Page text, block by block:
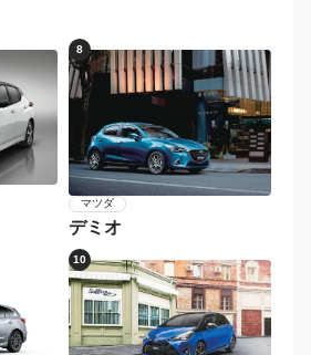
8
マツダ
デミオ
10